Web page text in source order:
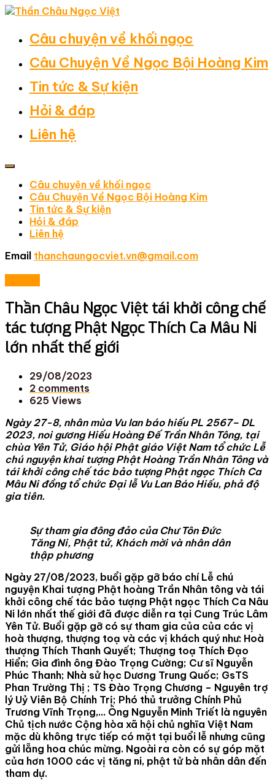
Câu chuyện về khối ngọc
Câu Chuyện Về Ngọc Bội Hoàng Kim
Tin tức & Sự kiện
Hỏi & đáp
Liên hệ
Câu chuyện về khối ngọc
Câu Chuyện Về Ngọc Bội Hoàng Kim
Tin tức & Sự kiện
Hỏi & đáp
Liên hệ
Email thanchaungocviet.vn@gmail.com
Thần Châu Ngọc Việt tái khởi công chế
tác tượng Phật Ngọc Thích Ca Mâu Ni
lớn nhất thế giới
29/08/2023
2 comments
625 Views
Ngày 27-8, nhân mùa Vu lan báo hiếu PL 2567– DL
2023, noi gương Hiếu Hoàng Đế Trần Nhân Tông, tại
chùa Yên Tử, Giáo hội Phật giáo Việt Nam tổ chức Lễ
chú nguyện khai tượng Phật Hoàng Trần Nhân Tông và
tái khởi công chế tác bảo tượng Phật ngọc Thích Ca
Mâu Ni đồng tổ chức Đại lễ Vu Lan Báo Hiếu, phả độ
gia tiên.
Sự tham gia đông đảo của Chư Tôn Đức
Tăng Ni, Phật tử, Khách mời và nhân dân
thập phương
Ngày 27/08/2023, buổi gặp gỡ báo chí Lễ chú
nguyện Khai tượng Phật hoàng Trần Nhân tông và tái
khởi công chế tác bảo tượng Phật ngọc Thích Ca Nâu
Ni lớn nhất thế giới đã được diễn ra tại Cung Trúc Lâm
Yên Tử. Buổi gặp gỡ có sự tham gia của của các vị
hoà thượng, thượng toạ và các vị khách quý như: Hoà
thượng Thích Thanh Quyết; Thượng toạ Thích Đạo
Hiển; Gia đình ông Đào Trọng Cường; Cư sĩ Nguyễn
Phúc Thanh; Nhà sử học Dương Trung Quốc; GsTS
Phan Trường Thị ; TS Đào Trọng Chương – Nguyên trợ
lý Uỷ Viên Bộ Chính Trị; Phó thủ trưởng Chính Phủ
Trương Vĩnh Trọng,… Ông Nguyễn Minh Triết là nguyên
Chủ tịch nước Cộng hòa xã hội chủ nghĩa Việt Nam
mặc dù không trực tiếp có mặt tại buổi lễ nhưng cũng
gửi lẵng hoa chúc mừng. Ngoài ra còn có sự góp mặt
của hơn 1000 các vị tăng ni, phật tử bà nhân dân đến
tham dự.